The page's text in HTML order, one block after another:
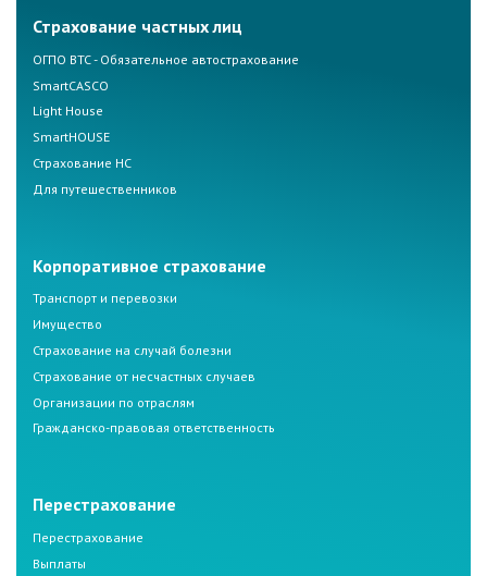
Страхование частных лиц
ОГПО ВТС - Обязательное автострахование
SmartCASCO
Light House
SmartHOUSE
Страхование НС
Для путешественников
Корпоративное страхование
Транспорт и перевозки
Имущество
Страхование на случай болезни
Страхование от несчастных случаев
Организации по отраслям
Гражданско-правовая ответственность
Перестрахование
Перестрахование
Выплаты